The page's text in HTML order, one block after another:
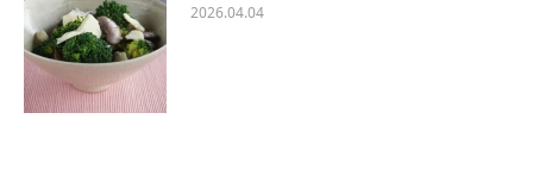
2026.04.04